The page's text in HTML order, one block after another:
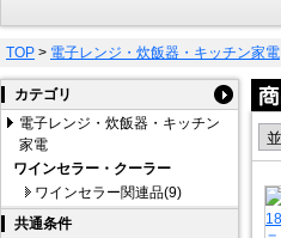
TOP > 電子レンジ・炊飯器・キッチン家電
カテゴリ
電子レンジ・炊飯器・キッチン
家電
ワインセラー・クーラー
ワインセラー関連品(9)
共通条件